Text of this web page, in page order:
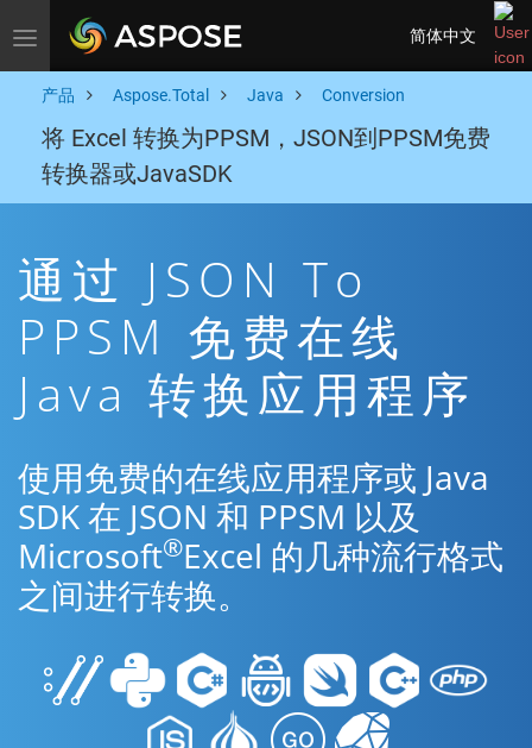
Toggle navigation 简体中文
产品 Aspose.Total Java Conversion
将 Excel 转换为PPSM，JSON到PPSM免费
转换器或JavaSDK
通过 JSON To
PPSM 免费在线
Java 转换应用程序
使用免费的在线应用程序或 Java
SDK 在 JSON 和 PPSM 以及
Microsoft®Excel 的几种流行格式
之间进行转换。